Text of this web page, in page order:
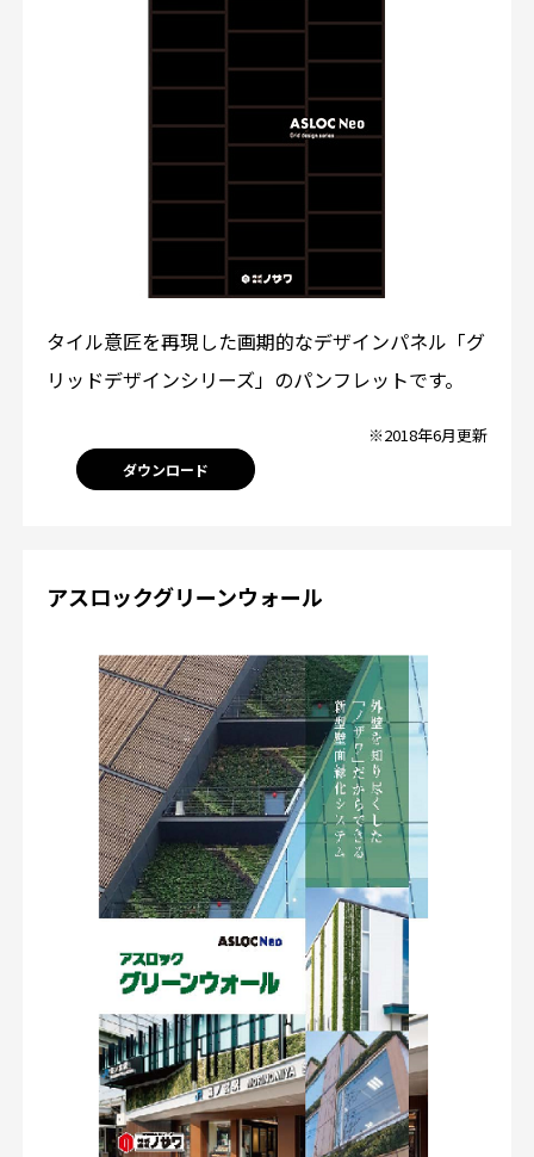
タイル意匠を再現した画期的なデザインパネル「グ
リッドデザインシリーズ」のパンフレットです。
※2018年6月更新
ダウンロード
アスロックグリーンウォール